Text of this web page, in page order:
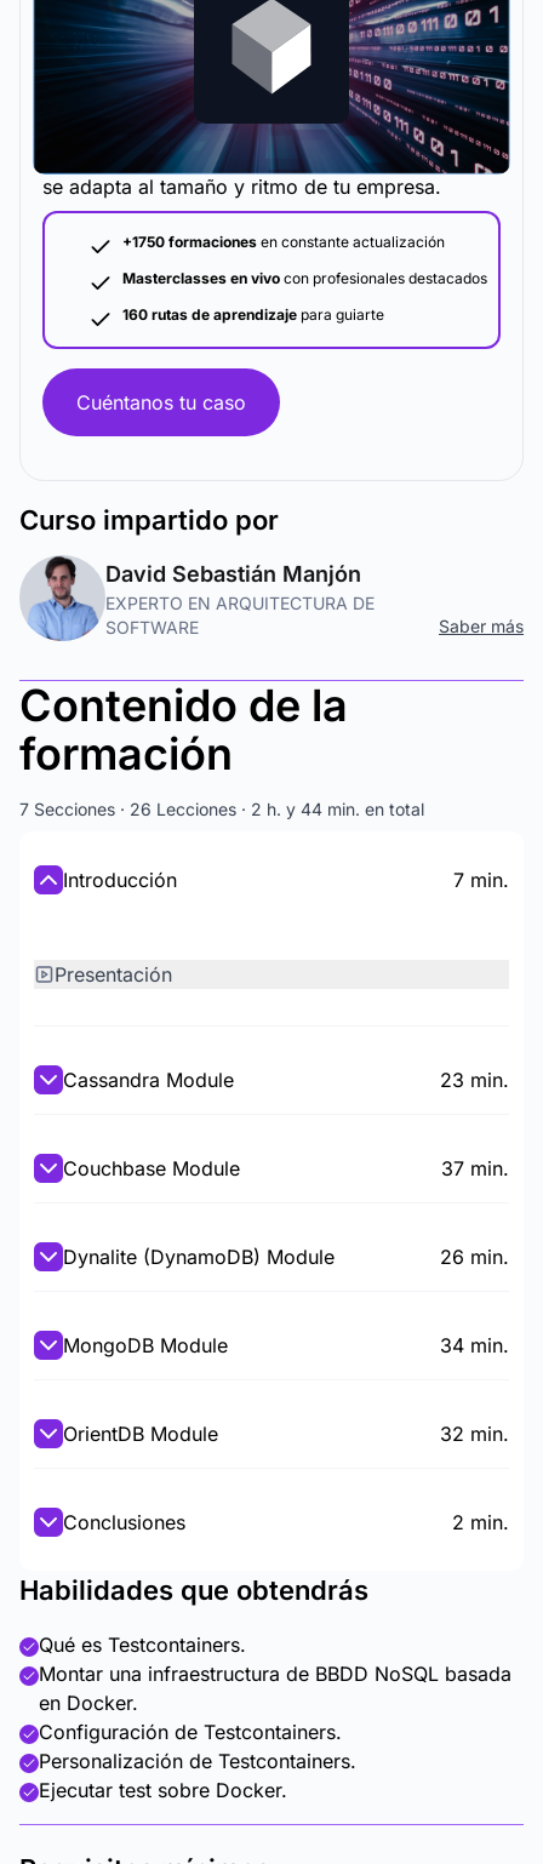
La metodología y plataforma de formación que
se adapta al tamaño y ritmo de tu empresa.
+1750 formaciones en constante actualización
Masterclasses en vivo con profesionales destacados
160 rutas de aprendizaje para guiarte
Cuéntanos tu caso
Curso impartido por
David Sebastián Manjón
EXPERTO EN ARQUITECTURA DE
SOFTWARE
Saber más
Contenido de la
formación
7 Secciones · 26 Lecciones · 2 h. y 44 min. en total
Introducción 7 min.
Presentación
Cassandra Module 23 min.
Couchbase Module 37 min.
Dynalite (DynamoDB) Module 26 min.
MongoDB Module 34 min.
OrientDB Module 32 min.
Conclusiones 2 min.
Habilidades que obtendrás
Qué es Testcontainers.
Montar una infraestructura de BBDD NoSQL basada
en Docker.
Configuración de Testcontainers.
Personalización de Testcontainers.
Ejecutar test sobre Docker.